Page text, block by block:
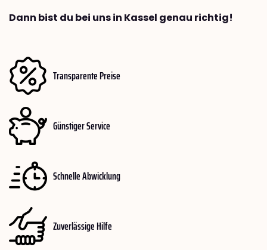
Dann bist du bei uns in Kassel genau richtig!
Transparente Preise
Günstiger Service
Schnelle Abwicklung
Zuverlässige Hilfe